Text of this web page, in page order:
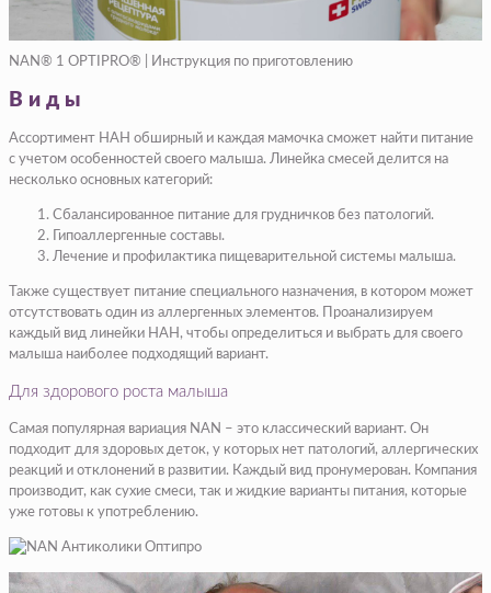
NAN® 1 OPTIPRO® | Инструкция по приготовлению
Виды
Ассортимент НАН обширный и каждая мамочка сможет найти питание
с учетом особенностей своего малыша. Линейка смесей делится на
несколько основных категорий:
Сбалансированное питание для грудничков без патологий.
Гипоаллергенные составы.
Лечение и профилактика пищеварительной системы малыша.
Также существует питание специального назначения, в котором может
отсутствовать один из аллергенных элементов. Проанализируем
каждый вид линейки НАН, чтобы определиться и выбрать для своего
малыша наиболее подходящий вариант.
Для здорового роста малыша
Самая популярная вариация NAN – это классический вариант. Он
подходит для здоровых деток, у которых нет патологий, аллергических
реакций и отклонений в развитии. Каждый вид пронумерован. Компания
производит, как сухие смеси, так и жидкие варианты питания, которые
уже готовы к употреблению.